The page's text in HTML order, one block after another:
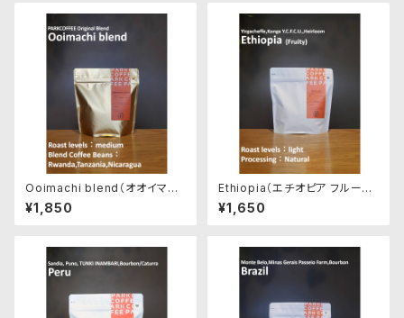
Ooimachi blend（オオイマチ
ブレンド）200g 中煎り
¥1,850
Ethiopia（エチオピア フルーテ
ィー）200g 浅煎り
¥1,650